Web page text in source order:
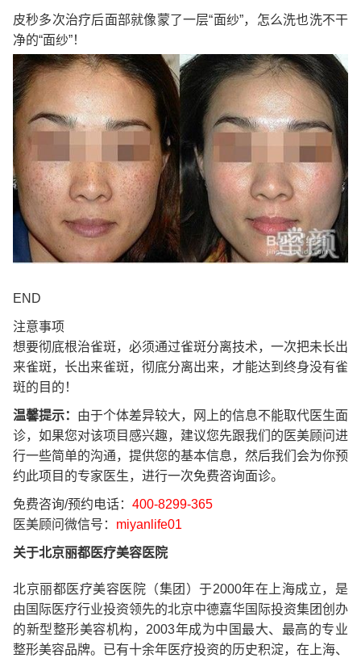
皮秒多次治疗后面部就像蒙了一层“面纱”，怎么洗也洗不干
净的“面纱”！
END
注意事项
想要彻底根治雀斑，必须通过雀斑分离技术，一次把未长出
来雀斑，长出来雀斑，彻底分离出来，才能达到终身没有雀
斑的目的！
温馨提示： 由于个体差异较大，网上的信息不能取代医生面
诊，如果您对该项目感兴趣，建议您先跟我们的医美顾问进
行一些简单的沟通，提供您的基本信息，然后我们会为你预
约此项目的专家医生，进行一次免费咨询面诊。
免费咨询/预约电话： 400-8299-365
医美顾问微信号： miyanlife01
关于北京丽都医疗美容医院
北京丽都医疗美容医院（集团）于2000年在上海成立，是
由国际医疗行业投资领先的北京中德嘉华国际投资集团创办
的新型整形美容机构，2003年成为中国最大、最高的专业
整形美容品牌。已有十余年医疗投资的历史积淀，在上海、